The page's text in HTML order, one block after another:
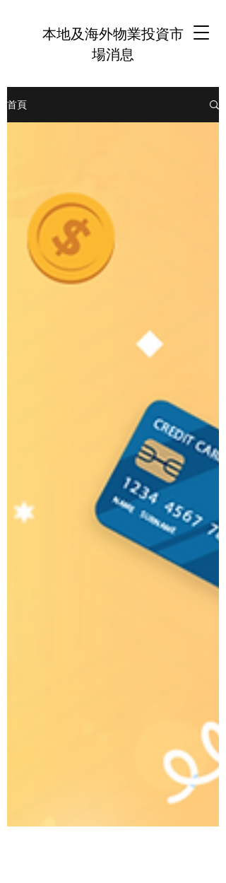
本地及海外物業投資市
場消息
首頁